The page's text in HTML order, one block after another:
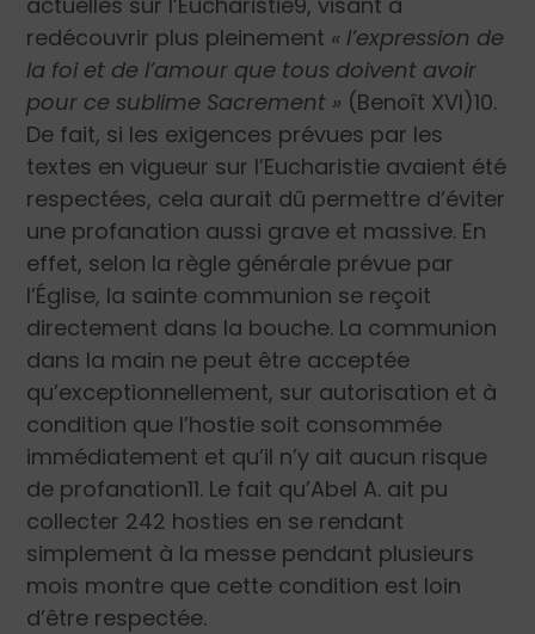
redécouvrir plus pleinement « l’expression de
la foi et de l’amour que tous doivent avoir
pour ce sublime Sacrement » (Benoît XVI)10.
De fait, si les exigences prévues par les
textes en vigueur sur l’Eucharistie avaient été
respectées, cela aurait dû permettre d’éviter
une profanation aussi grave et massive. En
effet, selon la règle générale prévue par
l’Église, la sainte communion se reçoit
directement dans la bouche. La communion
dans la main ne peut être acceptée
qu’exceptionnellement, sur autorisation et à
condition que l’hostie soit consommée
immédiatement et qu’il n’y ait aucun risque
de profanation11. Le fait qu’Abel A. ait pu
collecter 242 hosties en se rendant
simplement à la messe pendant plusieurs
mois montre que cette condition est loin
d’être respectée.